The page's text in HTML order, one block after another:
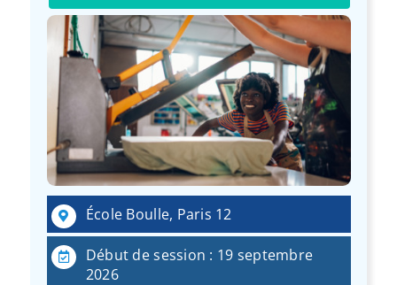
École Boulle, Paris 12
Début de session : 19 septembre
2026